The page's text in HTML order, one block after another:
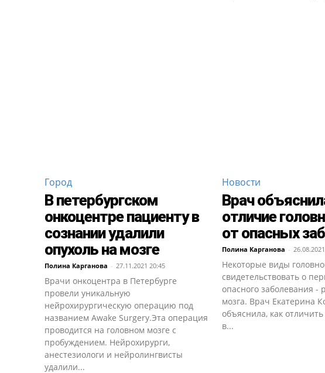
Город
В петербургском
онкоцентре пациенту в
сознании удалили
опухоль на мозге
Полина Карганова - 27.11.2021 20:45
Врачи онкоцентра в Петербурге
провели уникальную
нейрохирургическую операцию под
названием Awake Surgery.Эта операция
проводится на головном мозге с
пробуждением. Нейрохирурги,
анестезиологи и нейролингвисты
удалили...
Новости
Врач
отличие
от опасных
Полина Карганова -
Некоторые виды
свидетельствовать о
опасного заболевания -
мозга. Врач Екатерина
объяснила, как
в...